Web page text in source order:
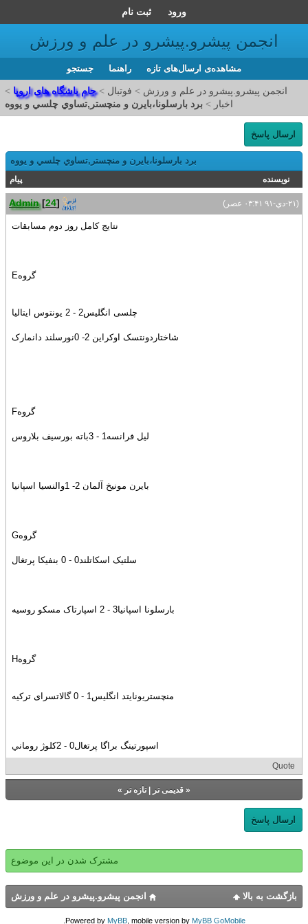
ورود ثبت نام
انجمن پیشرو.پیشرو در علم و ورزش
مشاهده‌ی ارسال‌های تازه‌ راهنما جستجو
انجمن پیشرو.پیشرو در علم و ورزش > فوتبال >جام باشگاه های اروپا >
اخبار > برد بارسلونا،بايرن و منچستر,تساوي چلسي و يووه
ارسال پاسخ
برد بارسلونا،بايرن و منچستر,تساوي چلسي و يووه
نویسنده پیام
(۲۱-دي-۹۱ ۰۳:۴۱ عصر) Admin [24]
نتايج کامل روز دوم مسابقات
گروهE
چلسى انگليس2 - 2 يونتوس ايتاليا
شاختاردونتسک اوکراين 2- 0نورسلند دانمارک
گروهF
ليل فرانسه1 - 3باته بورسيف بلاروس
بايرن مونيخ آلمان 2- 1والنسيا اسپانيا
گروهG
سلتيک اسکاتلند0 - 0 بنفيکا پرتغال
بارسلونا اسپانيا3 - 2 اسپارتاک مسکو روسيه
گروهH
منچستريونايتد انگليس1 - 0 گالاتسراى ترکيه
اسپورتينگ براگا پرتغال0 - 2کلوژ روماني
Quote
« قدیمی تر |تازه‌ تر »
ارسال پاسخ
مشترک شدن در این موضوع
بازگشت به بالا انجمن پیشرو.پیشرو در علم و ورزش
Powered by MyBB, mobile version by MyBB GoMobile